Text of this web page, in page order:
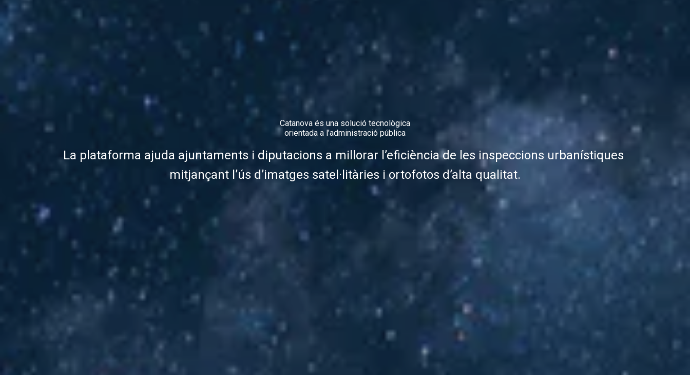
Catanova és una solució tecnològica
orientada a l’administració pública
La plataforma ajuda ajuntaments i diputacions a millorar l’eficiència de les inspeccions urbanístiques
mitjançant l’ús d’imatges satel·litàries i ortofotos d’alta qualitat.